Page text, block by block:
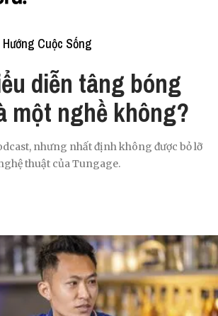
Cuộc Sống
diễn tâng bóng
một nghề không?
nhưng nhất định không được bỏ lỡ
thuật của Tungage.